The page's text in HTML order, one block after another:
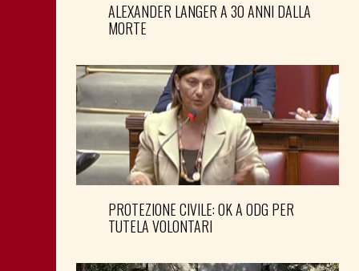
ALEXANDER LANGER A 30 ANNI DALLA
MORTE
PROTEZIONE CIVILE: OK A ODG PER
TUTELA VOLONTARI